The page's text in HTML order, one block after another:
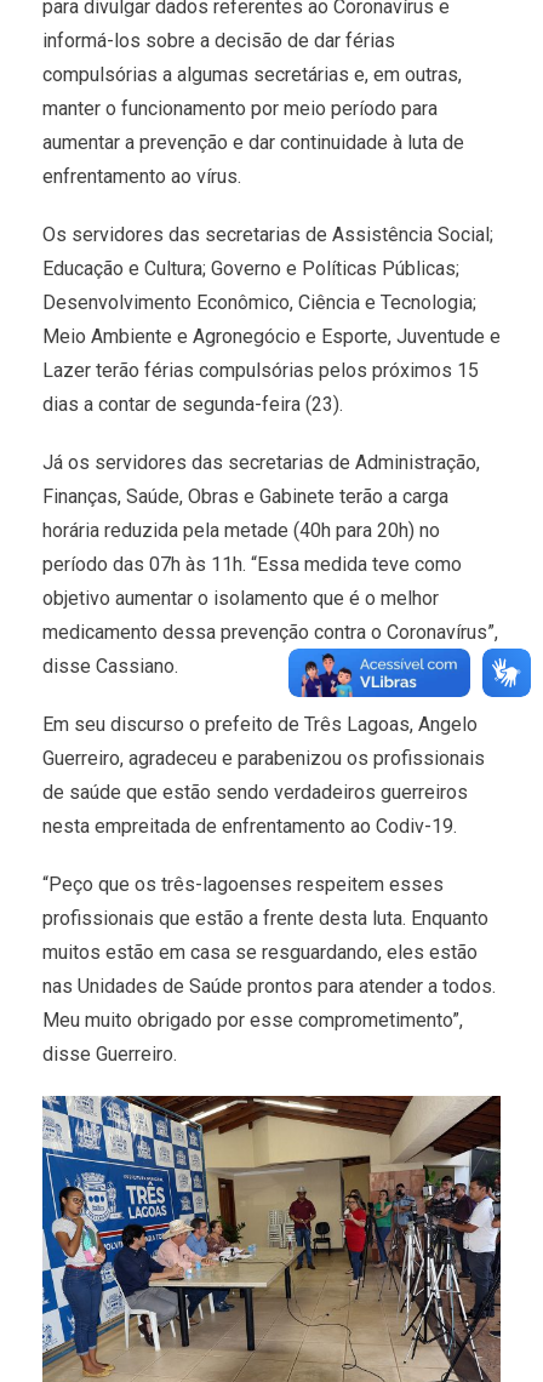
para divulgar dados referentes ao Coronavírus e
informá-los sobre a decisão de dar férias
compulsórias a algumas secretárias e, em outras,
manter o funcionamento por meio período para
aumentar a prevenção e dar continuidade à luta de
enfrentamento ao vírus.
Os servidores das secretarias de Assistência Social;
Educação e Cultura; Governo e Políticas Públicas;
Desenvolvimento Econômico, Ciência e Tecnologia;
Meio Ambiente e Agronegócio e Esporte, Juventude e
Lazer terão férias compulsórias pelos próximos 15
dias a contar de segunda-feira (23).
Já os servidores das secretarias de Administração,
Finanças, Saúde, Obras e Gabinete terão a carga
horária reduzida pela metade (40h para 20h) no
período das 07h às 11h. “Essa medida teve como
objetivo aumentar o isolamento que é o melhor
medicamento dessa prevenção contra o Coronavírus”,
disse Cassiano.
Em seu discurso o prefeito de Três Lagoas, Angelo
Guerreiro, agradeceu e parabenizou os profissionais
de saúde que estão sendo verdadeiros guerreiros
nesta empreitada de enfrentamento ao Codiv-19.
“Peço que os três-lagoenses respeitem esses
profissionais que estão a frente desta luta. Enquanto
muitos estão em casa se resguardando, eles estão
nas Unidades de Saúde prontos para atender a todos.
Meu muito obrigado por esse comprometimento”,
disse Guerreiro.